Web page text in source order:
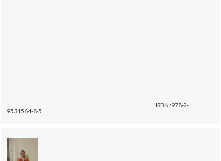
ISBN :978-2-
9531564-8-5